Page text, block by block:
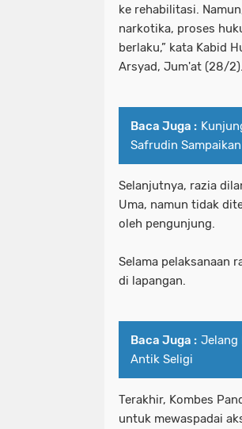
ke rehabilitasi.
narkotika, proses
berlaku,” kata Kabid
Arsyad, Jum'at (28/2).
Baca Juga :
Safrudin
Selanjutnya, razia
Uma, namun tidak
oleh pengunjung.
Selama pelaksanaan
di lapangan.
Baca Juga : Jelang
Antik Seligi
Terakhir, Kombes
untuk mewaspadai